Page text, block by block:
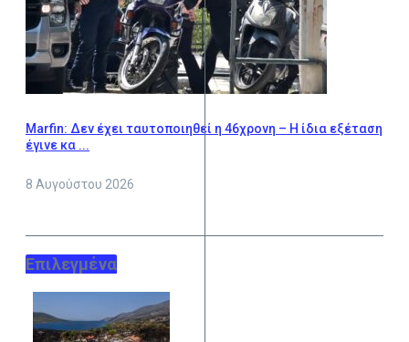
Marfin: Δεν έχει ταυτοποιηθεί η 46χρονη – Η ίδια εξέταση
έγινε κα ...
8 Αυγούστου 2026
Επιλεγμένα